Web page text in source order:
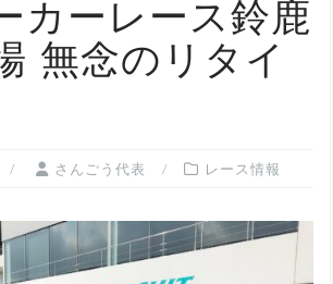
カーレース鈴鹿
無念のリタイ
さんごう代表 レース情報